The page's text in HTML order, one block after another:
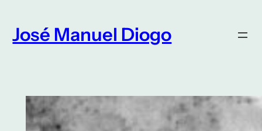
para
José Manuel Diogo